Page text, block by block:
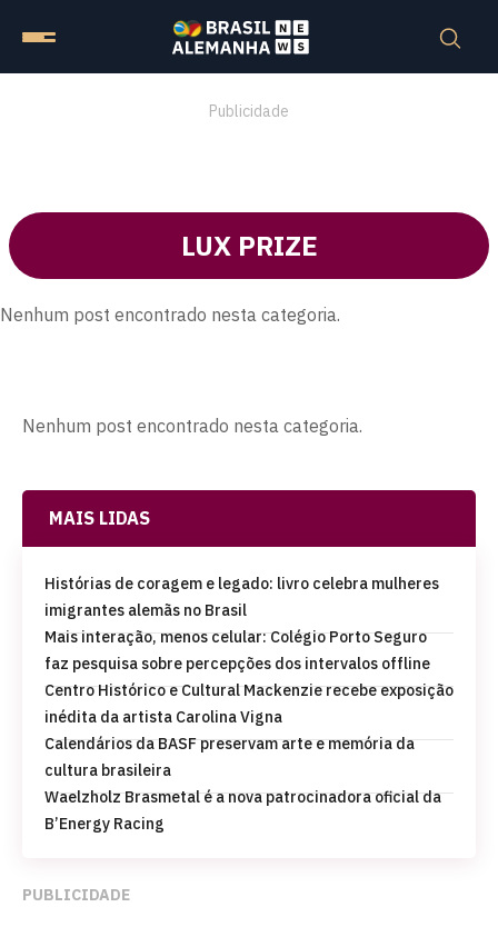
Publicidade
LUX PRIZE
Nenhum post encontrado nesta categoria.
Nenhum post encontrado nesta categoria.
MAIS LIDAS
Histórias de coragem e legado: livro celebra mulheres
imigrantes alemãs no Brasil
Mais interação, menos celular: Colégio Porto Seguro
faz pesquisa sobre percepções dos intervalos offline
Centro Histórico e Cultural Mackenzie recebe exposição
inédita da artista Carolina Vigna
Calendários da BASF preservam arte e memória da
cultura brasileira
Waelzholz Brasmetal é a nova patrocinadora oficial da
B’Energy Racing
PUBLICIDADE